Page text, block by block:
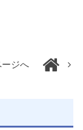
ージへ